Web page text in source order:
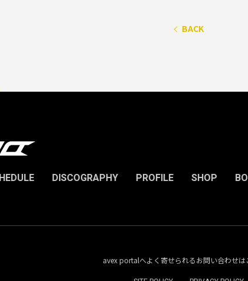
BACK
DISCOGRAPHY PROFILE SHOP
avex portalへよく寄せられるお問い合わせは